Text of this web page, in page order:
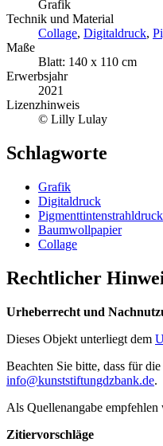
Grafik
Technik und Material
Collage, Digitaldruck,
Maße
Blatt: 140 x 110 cm
Erwerbsjahr
2021
Lizenzhinweis
© Lilly Lulay
Schlagworte
Grafik
Digitaldruck
Pigmenttintenstrahldruck
Baumwollpapier
Collage
Rechtlicher
Urheberrecht und
Dieses Objekt unterliegt dem
Beachten Sie bitte, dass für
info@kunststiftungdzbank.de.
Als Quellenangabe
Zitiervorschläge